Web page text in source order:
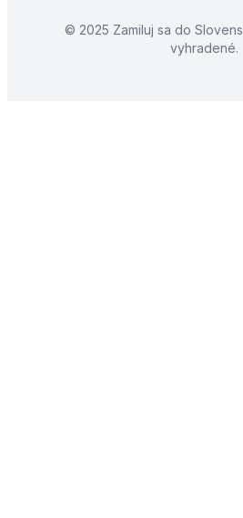
© 2025 Zamiluj sa do
vyhradené.